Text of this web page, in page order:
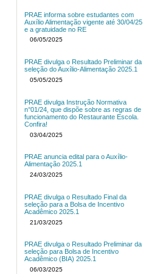
PRAE informa sobre estudantes com
Auxílio Alimentação vigente até 30/04/25
e a gratuidade no RE
06/05/2025
PRAE divulga o Resultado Preliminar da
seleção do Auxílio-Alimentação 2025.1
05/05/2025
PRAE divulga Instrução Normativa
n°01/24, que dispõe sobre as regras de
funcionamento do Restaurante Escola.
Confira!
03/04/2025
PRAE anuncia edital para o Auxílio-
Alimentação 2025.1
24/03/2025
PRAE divulga o Resultado Final da
seleção para a Bolsa de Incentivo
Acadêmico 2025.1
21/03/2025
PRAE divulga o Resultado Preliminar da
seleção para Bolsa de Incentivo
Acadêmico (BIA) 2025.1
06/03/2025